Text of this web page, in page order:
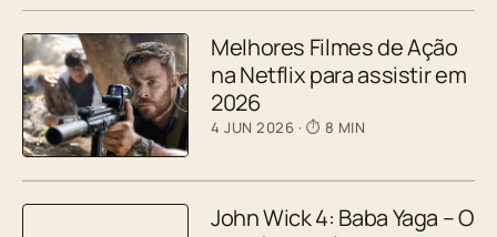
Melhores Filmes de Ação
na Netflix para assistir em
2026
4 JUN 2026 · ⏱ 8 MIN
John Wick 4: Baba Yaga – O